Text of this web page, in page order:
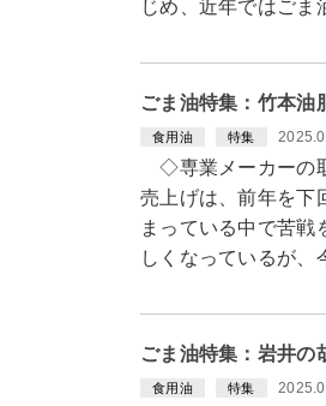
じめ、近年ではご
ごま油特集：竹本
食用油 特集
◇専業メーカーの
売上げは、前年を下
まっている中で苦戦
しくなっているが
ごま油特集：岩井
食用油 特集